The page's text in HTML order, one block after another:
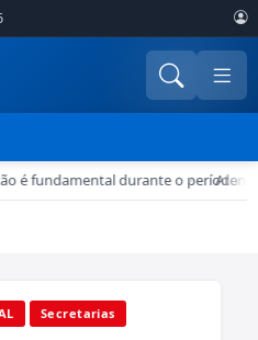
é fundamental durante o período
•
Secretarias